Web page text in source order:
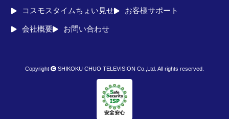
コスモスタイムちょい見せ お客様サポート
会社概要 お問い合わせ
Copyright SHIKOKU CHUO TELEVISION Co.,Ltd. All rights reserved.